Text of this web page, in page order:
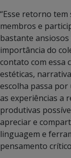
“Esse retorno
membros e
bastante
importância do
contato com essa
estéticas,
escolha passa
as experiências a
produtivas
apreciar e
linguagem e
pensamento